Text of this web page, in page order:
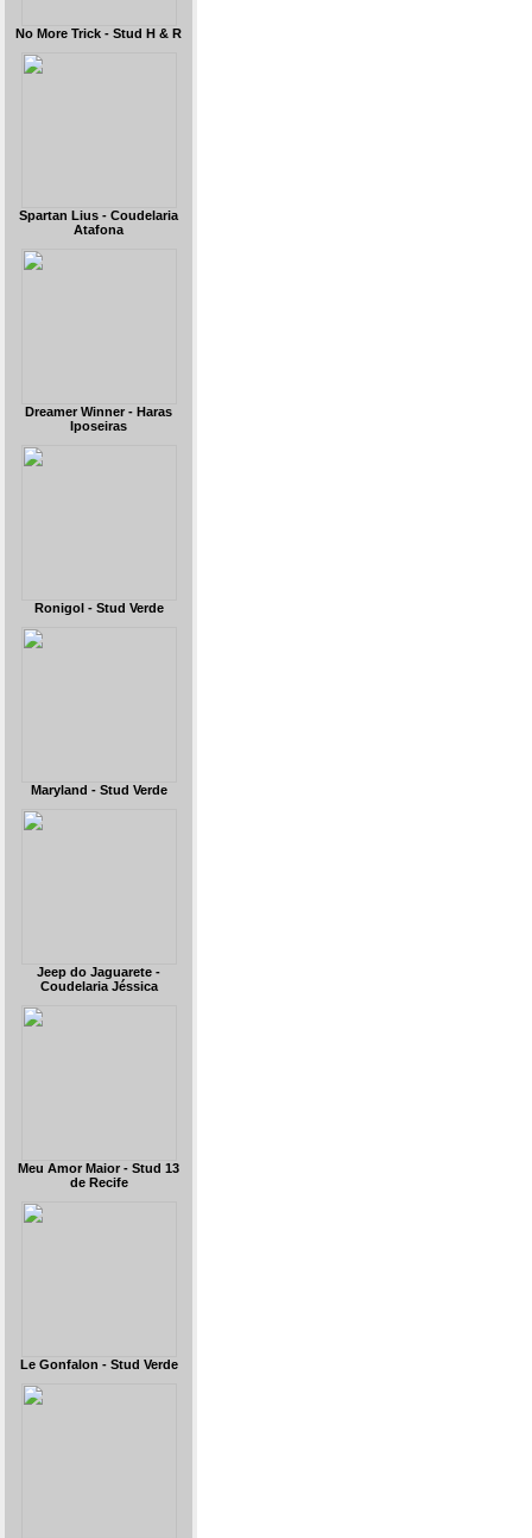
No More Trick - Stud H & R
Spartan Lius - Coudelaria
Atafona
Dreamer Winner - Haras
Iposeiras
Ronigol - Stud Verde
Maryland - Stud Verde
Jeep do Jaguarete -
Coudelaria Jéssica
Meu Amor Maior - Stud 13
de Recife
Le Gonfalon - Stud Verde